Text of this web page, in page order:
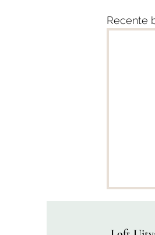
Recente